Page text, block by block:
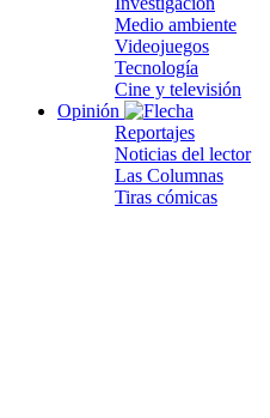
Medio ambiente
Videojuegos
Tecnología
Cine y televisión
Opinión
Reportajes
Noticias del lector
Las Columnas
Tiras cómicas